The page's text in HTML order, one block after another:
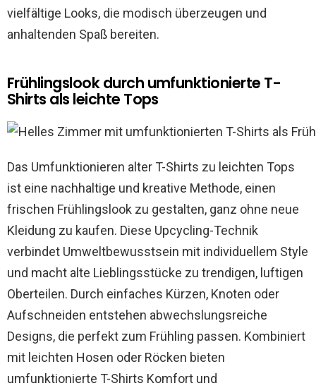
vielfältige Looks, die modisch überzeugen und
anhaltenden Spaß bereiten.
Frühlingslook durch umfunktionierte T-
Shirts als leichte Tops
Das Umfunktionieren alter T-Shirts zu leichten Tops
ist eine nachhaltige und kreative Methode, einen
frischen Frühlingslook zu gestalten, ganz ohne neue
Kleidung zu kaufen. Diese Upcycling-Technik
verbindet Umweltbewusstsein mit individuellem Style
und macht alte Lieblingsstücke zu trendigen, luftigen
Oberteilen. Durch einfaches Kürzen, Knoten oder
Aufschneiden entstehen abwechslungsreiche
Designs, die perfekt zum Frühling passen. Kombiniert
mit leichten Hosen oder Röcken bieten
umfunktionierte T-Shirts Komfort und